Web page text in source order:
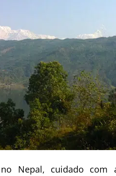
no Nepal, cuidado com